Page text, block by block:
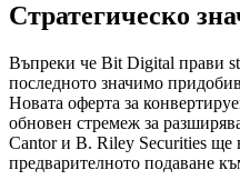
Стратегическо
Въпреки че Bit Digital прави
последното значимо
Новата оферта за
обновен стремеж за
Cantor и B. Riley Securities ще
предварителното подаване